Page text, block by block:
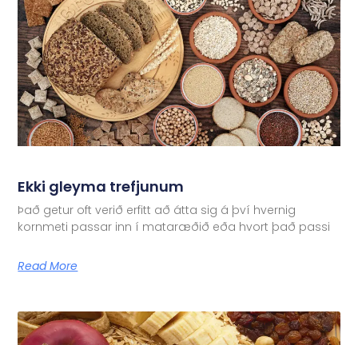
Ekki gleyma trefjunum
Það getur oft verið erfitt að átta sig á því hvernig
kornmeti passar inn í mataræðið eða hvort það passi
Read More